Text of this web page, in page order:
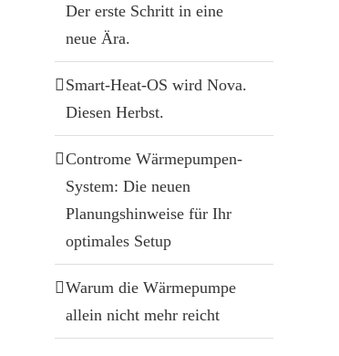
Der erste Schritt in eine
neue Ära.
Smart-Heat-OS wird Nova.
Diesen Herbst.
Controme Wärmepumpen-
System: Die neuen
Planungshinweise für Ihr
optimales Setup
Warum die Wärmepumpe
allein nicht mehr reicht